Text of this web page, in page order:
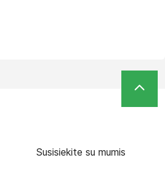
Susisiekite su mumis